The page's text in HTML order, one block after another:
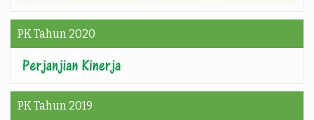
PK Tahun 2020
PK Tahun 2019